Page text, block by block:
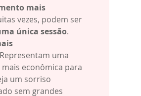
mais
vezes, podem ser
única sessão.
Representam uma
econômica para
um sorriso
sem grandes